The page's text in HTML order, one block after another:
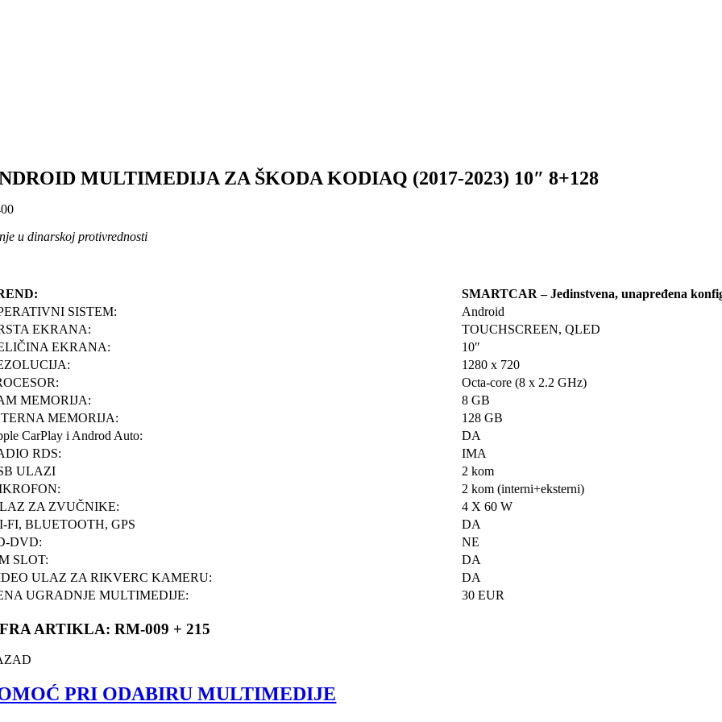
MULTIMEDIJA ZA ŠKODA KODIAQ (2017-2023) 10″ 8+128
u dinarskoj protivrednosti
SMARTCAR – Jedinstvena, unapređena
SISTEM:
Android
EKRANA:
TOUCHSCREEN, QLED
EKRANA:
10″
1280 x 720
Octa-core (8 x 2.2 GHz)
MEMORIJA:
8 GB
MEMORIJA:
128 GB
CarPlay i Androd Auto:
DA
RDS:
IMA
ULAZI
2 kom
2 kom (interni+eksterni)
ZA ZVUČNIKE:
4 X 60 W
FI, BLUETOOTH, GPS
DA
DVD:
NE
SLOT:
DA
ULAZ ZA RIKVERC KAMERU:
DA
UGRADNJE MULTIMEDIJE:
30 EUR
ARTIKLA: RM-009 + 215
PRI ODABIRU MULTIMEDIJE